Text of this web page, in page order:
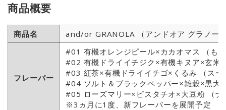
商品概要
商品名 and/or GRANOLA （アンドオア グラノー
フレーバー
#01 有機オレンジピール×カカオマス （も
#02 有機ドライイチジク×有機キヌア×玄米
#03 紅茶×有機ドライイチゴ×くるみ （ス
#04 ソルト＆ブラックペッパー×雑穀×黒大
#05 ローズマリー×ピスタチオ×大豆粉 （
※3ヵ月に1度、新フレーバーを展開予定